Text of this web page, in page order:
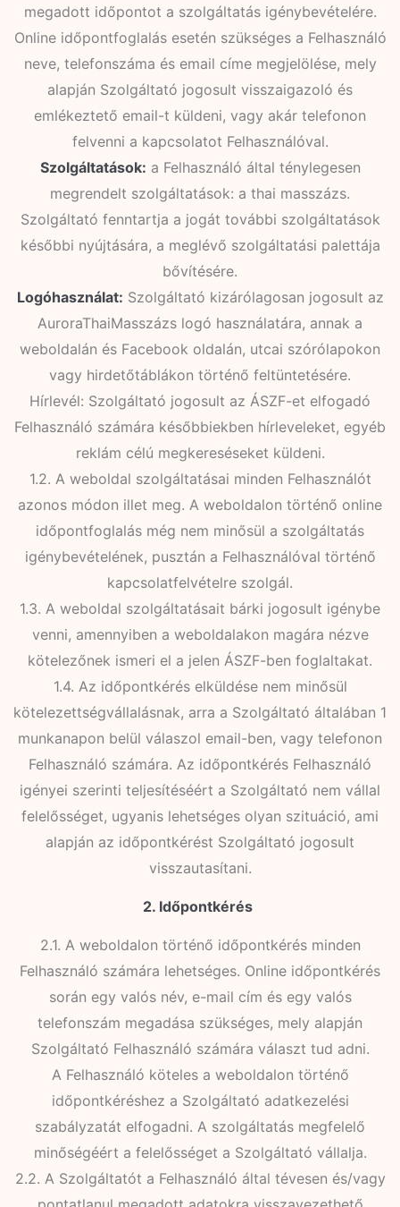
megadott időpontot a szolgáltatás igénybevételére.
Online időpontfoglalás esetén szükséges a Felhasználó
neve, telefonszáma és email címe megjelölése, mely
alapján Szolgáltató jogosult visszaigazoló és
emlékeztető email-t küldeni, vagy akár telefonon
felvenni a kapcsolatot Felhasználóval.
Szolgáltatások: a Felhasználó által ténylegesen
megrendelt szolgáltatások: a thai masszázs.
Szolgáltató fenntartja a jogát további szolgáltatások
későbbi nyújtására, a meglévő szolgáltatási palettája
bővítésére.
Logóhasználat: Szolgáltató kizárólagosan jogosult az
AuroraThaiMasszázs logó használatára, annak a
weboldalán és Facebook oldalán, utcai szórólapokon
vagy hirdetőtáblákon történő feltüntetésére.
Hírlevél: Szolgáltató jogosult az ÁSZF-et elfogadó
Felhasználó számára későbbiekben hírleveleket, egyéb
reklám célú megkereséseket küldeni.
1.2. A weboldal szolgáltatásai minden Felhasználót
azonos módon illet meg. A weboldalon történő online
időpontfoglalás még nem minősül a szolgáltatás
igénybevételének, pusztán a Felhasználóval történő
kapcsolatfelvételre szolgál.
1.3. A weboldal szolgáltatásait bárki jogosult igénybe
venni, amennyiben a weboldalakon magára nézve
kötelezőnek ismeri el a jelen ÁSZF-ben foglaltakat.
1.4. Az időpontkérés elküldése nem minősül
kötelezettségvállalásnak, arra a Szolgáltató általában 1
munkanapon belül válaszol email-ben, vagy telefonon
Felhasználó számára. Az időpontkérés Felhasználó
igényei szerinti teljesítéséért a Szolgáltató nem vállal
felelősséget, ugyanis lehetséges olyan szituáció, ami
alapján az időpontkérést Szolgáltató jogosult
visszautasítani.
2. Időpontkérés
2.1. A weboldalon történő időpontkérés minden
Felhasználó számára lehetséges. Online időpontkérés
során egy valós név, e-mail cím és egy valós
telefonszám megadása szükséges, mely alapján
Szolgáltató Felhasználó számára választ tud adni.
A Felhasználó köteles a weboldalon történő
időpontkéréshez a Szolgáltató adatkezelési
szabályzatát elfogadni. A szolgáltatás megfelelő
minőségéért a felelősséget a Szolgáltató vállalja.
2.2. A Szolgáltatót a Felhasználó által tévesen és/vagy